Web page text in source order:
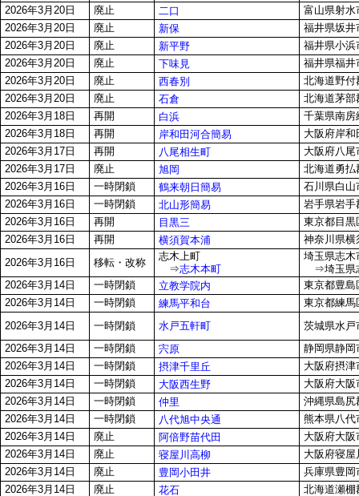
2026年3月20日
廃止 二口
富山県射水
2026年3月20日
廃止 新保
福井県坂井
2026年3月20日
廃止 新平野
福井県小浜
2026年3月20日
廃止 下味見
福井県福井
2026年3月20日
廃止 西春別
北海道野付
2026年3月20日
廃止 石倉
北海道茅部
2026年3月18日
再開 白浜
千葉県南房
2026年3月18日
再開 岸和田河合簡易
大阪府岸和
2026年3月17日
再開 八尾相生町
大阪府八尾
2026年3月17日
廃止 旭岡
北海道勇払
2026年3月16日
一時閉鎖 鶴来朝日簡易
石川県白山
2026年3月16日
一時閉鎖 北山形簡易
岩手県岩手
2026年3月16日
再開 目黒三
東京都目黒
2026年3月16日
再開 横須賀本浦
神奈川県横
2026年3月16日
移転・改称
志木上町
⇒志木本町
埼玉県志木
⇒埼玉県
2026年3月14日
一時閉鎖 立教学院内
東京都豊島
2026年3月14日
一時閉鎖 練馬平和台
東京都練馬
2026年3月14日
一時閉鎖 水戸五軒町
茨城県水戸
2026年3月14日
一時閉鎖 宍原
静岡県静岡
2026年3月14日
一時閉鎖 摂津千里丘
大阪府摂津
2026年3月14日
一時閉鎖 大阪西生野
大阪府大阪
2026年3月14日
一時閉鎖 仲里
沖縄県島尻
2026年3月14日
一時閉鎖 八代旭中央通
熊本県八代
2026年3月14日
廃止 阿倍野苗代田
大阪府大阪
2026年3月14日
廃止 寝屋川高柳
大阪府寝屋
2026年3月14日
廃止 豊岡小田井
兵庫県豊岡
2026年3月14日
廃止 花石
北海道瀬棚